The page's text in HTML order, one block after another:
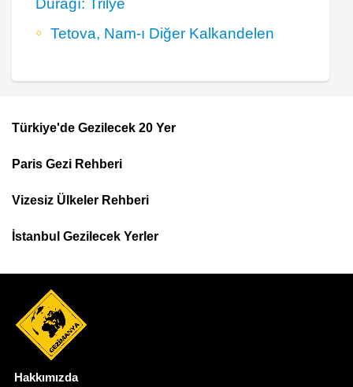
Durağı: Trilye
Tetova, Nam-ı Diğer Kalkandelen
Top
Menu
Türkiye'de Gezilecek 20 Yer
Paris Gezi Rehberi
Vizesiz Ülkeler Rehberi
İstanbul Gezilecek Yerler
Hakkımızda